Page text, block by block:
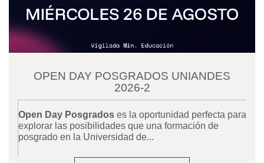
OPEN DAY POSGRADOS UNIANDES
2026-2
Open Day Posgrados es la oportunidad perfecta para
explorar las posibilidades que una formación de
posgrado en la Universidad de...